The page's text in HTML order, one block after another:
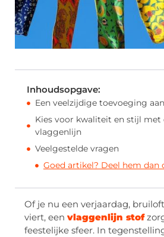
Inhoudsopgave:
Een veelzijdige toevoeging
Kies voor kwaliteit en stijl met
vlaggenlijn
Veelgestelde vragen
Goed artikel? Deel hem dan
Of je nu een verjaardag,
viert, een vlaggenlijn stof
feestelijke sfeer. In